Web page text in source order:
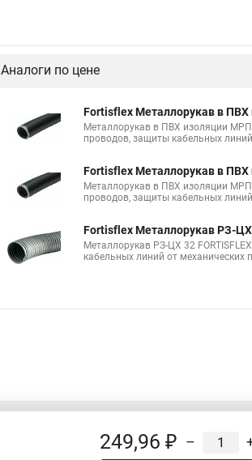
Аналоги по цене
Fortisflex Металлорукав в ПВХ
Металлорукав в ПВХ изоляции
проводов, защиты кабельных
Fortisflex Металлорукав в ПВХ
Металлорукав в ПВХ изоляции
проводов, защиты кабельных
Fortisflex Металлорукав РЗ-
Металлорукав РЗ-ЦХ 32
кабельных линий от механических
249,96 ₽ –